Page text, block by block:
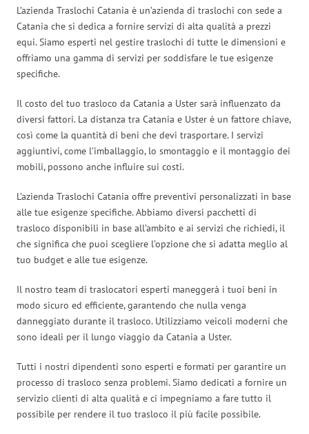
L’azienda Traslochi Catania è un’azienda di traslochi con sede a
Catania che si dedica a fornire servizi di alta qualità a prezzi
equi. Siamo esperti nel gestire traslochi di tutte le dimensioni e
offriamo una gamma di servizi per soddisfare le tue esigenze
specifiche.
Il costo del tuo trasloco da Catania a Uster sarà influenzato da
diversi fattori. La distanza tra Catania e Uster è un fattore chiave,
così come la quantità di beni che devi trasportare. I servizi
aggiuntivi, come l’imballaggio, lo smontaggio e il montaggio dei
mobili, possono anche influire sui costi.
L’azienda Traslochi Catania offre preventivi personalizzati in base
alle tue esigenze specifiche. Abbiamo diversi pacchetti di
trasloco disponibili in base all’ambito e ai servizi che richiedi, il
che significa che puoi scegliere l’opzione che si adatta meglio al
tuo budget e alle tue esigenze.
Il nostro team di traslocatori esperti maneggerà i tuoi beni in
modo sicuro ed efficiente, garantendo che nulla venga
danneggiato durante il trasloco. Utilizziamo veicoli moderni che
sono ideali per il lungo viaggio da Catania a Uster.
Tutti i nostri dipendenti sono esperti e formati per garantire un
processo di trasloco senza problemi. Siamo dedicati a fornire un
servizio clienti di alta qualità e ci impegniamo a fare tutto il
possibile per rendere il tuo trasloco il più facile possibile.